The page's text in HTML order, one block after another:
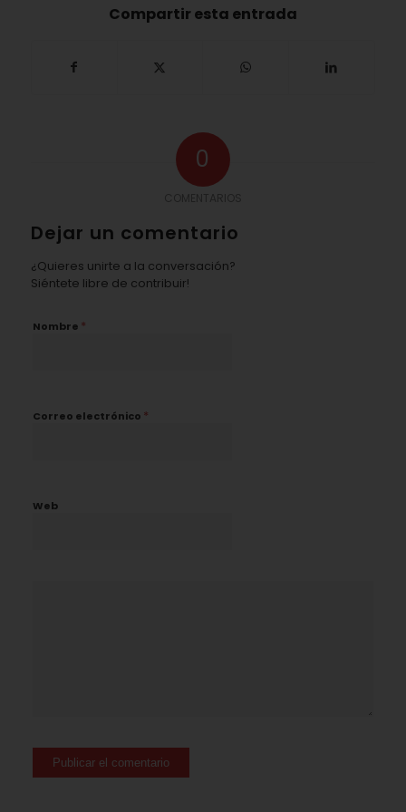
Compartir esta entrada
0
Dejar un comentario
¿Quieres unirte a la conversación?
Siéntete libre de contribuir!
Nombre *
Correo electrónico *
Web